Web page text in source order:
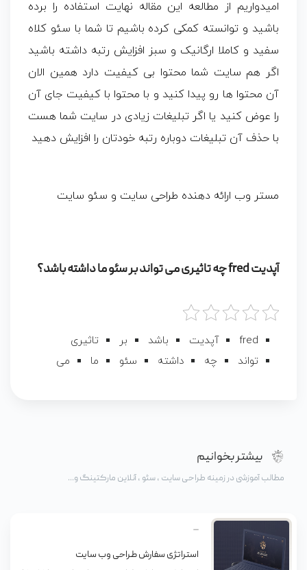
امیدواریم از مطالعه این مقاله نهایت استفاده را برده
باشید و توانسته کمکی کرده باشیم تا شما با سئو کلاه
سفید و کاملا ارگانیک و سبز افزایش رتبه داشته باشید
اگر هم سایت شما محتوا بی کیفیت دارد همین الان
آن محتوا ها رو پیدا کنید و با محتوا با کیفیت جای آن
را عوض کنید یا اگر تبلیغات زیادی در سایت شما هست
با حذف آن تبلیغات دوباره رتبه خودتان را افزایش دهید
مستر وب ارائه دهنده طراحی سایت و سئو سایت
آپدیت fred چه تاثیری می تواند بر سئو ما داشته باشد؟
fred آپدیت باشد بر
تاثیری
تواند
چه داشته سئو ما می
بیشتر بخوانیم
مطالب آموزشی در زمینه طراحی سایت ، سئو ، آنلاین مارکتینگ و...
استراتژی سفارش طراحی وب سایت